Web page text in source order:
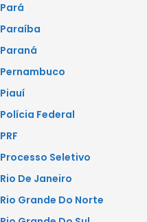
Pará
Paraíba
Paraná
Pernambuco
Piauí
Polícia Federal
PRF
Processo Seletivo
Rio De Janeiro
Rio Grande Do Norte